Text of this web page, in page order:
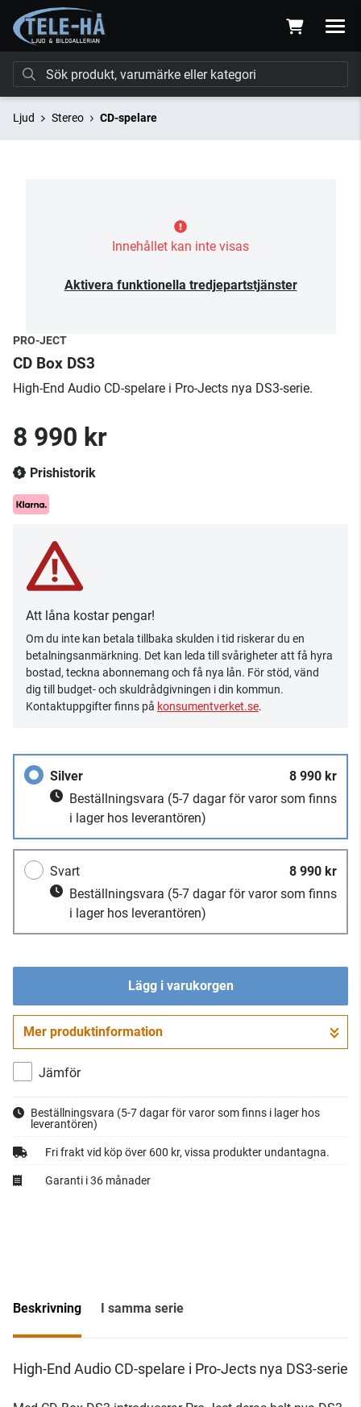
Ljud Stereo CD-spelare
Innehållet kan inte visas
Aktivera funktionella tredjepartstjänster
PRO-JECT
CD Box DS3
High-End Audio CD-spelare i Pro-Jects nya DS3-serie.
8 990 kr
Prishistorik
Att låna kostar pengar!
Om du inte kan betala tillbaka skulden i tid riskerar du en
betalningsanmärkning. Det kan leda till svårigheter att få hyra
bostad, teckna abonnemang och få nya lån. För stöd, vänd
dig till budget- och skuldrådgivningen i din kommun.
Kontaktuppgifter finns på konsumentverket.se.
Silver
8 990 kr
Beställningsvara (5-7 dagar för varor som finns
i lager hos leverantören)
Svart
8 990 kr
Beställningsvara (5-7 dagar för varor som finns
i lager hos leverantören)
Lägg i varukorgen
Gå till kassan
Mer produktinformation
Jämför
Beställningsvara (5-7 dagar för varor som finns i lager hos
leverantören)
Fri frakt vid köp över 600 kr, vissa produkter undantagna.
Garanti i 36 månader
Beskrivning I samma serie
High-End Audio CD-spelare i Pro-Jects nya DS3-serie